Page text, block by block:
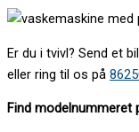
Er du i tvivl? Send et
eller ring til os på
Find modelnummeret